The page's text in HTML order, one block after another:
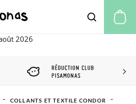
RÉDUCTION CLUB
PISAMONAS
COLLANTS ET TEXTILE CONDOR